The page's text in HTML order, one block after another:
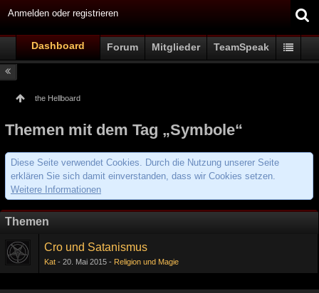
Anmelden oder registrieren
Dashboard Forum Mitglieder TeamSpeak
the Hellboard
Themen mit dem Tag „Symbole“
Diese Seite verwendet Cookies. Durch die Nutzung unserer Seite
erklären Sie sich damit einverstanden, dass wir Cookies setzen.
Weitere Informationen
Themen
Cro und Satanismus
Kat 20. Mai 2015 Religion und Magie